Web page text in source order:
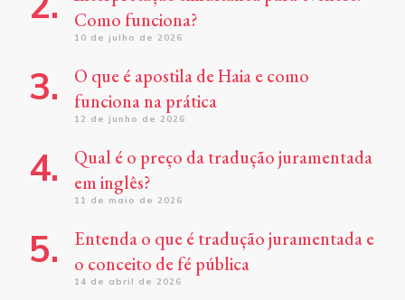
Como funciona?
10 de julho de 2026
O que é apostila de Haia e como
funciona na prática
12 de junho de 2026
Qual é o preço da tradução juramentada
em inglês?
11 de maio de 2026
Entenda o que é tradução juramentada e
o conceito de fé pública
14 de abril de 2026